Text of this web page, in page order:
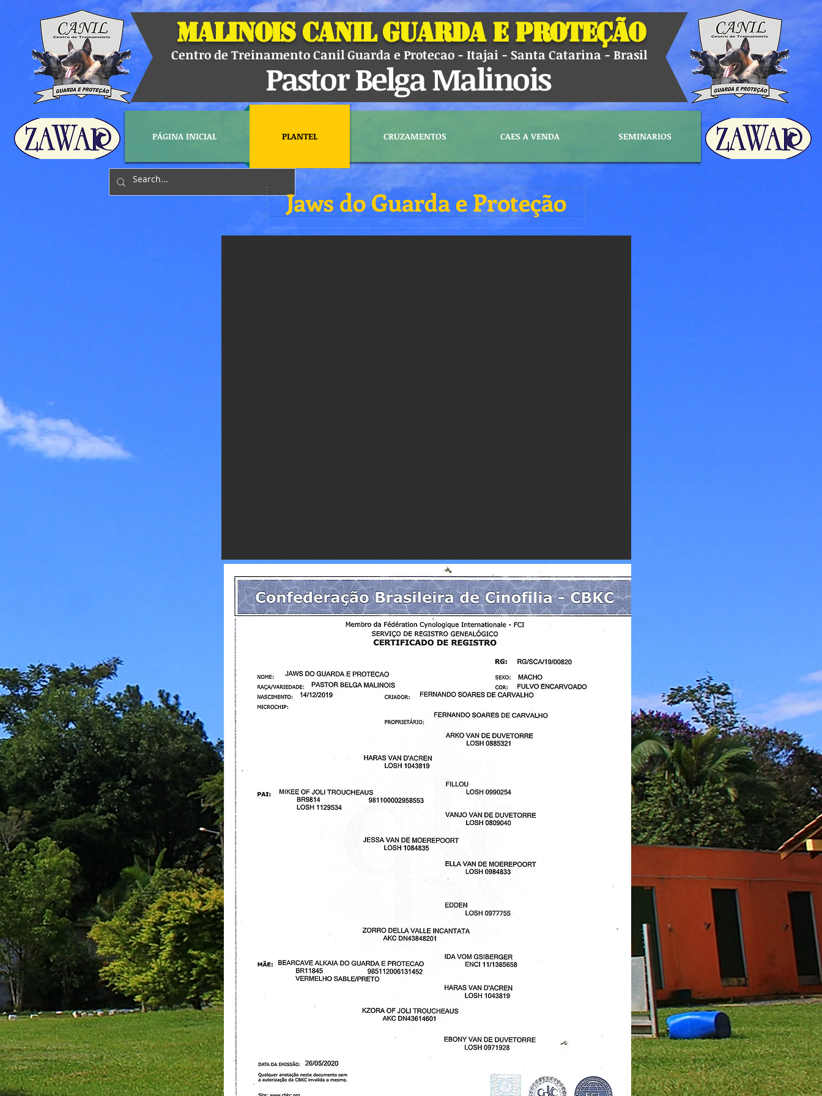
Pastor Belga Malinois
Malinois Canil Guarda e Proteção
Centro de Treinamento Canil Guarda e Protecao - Itajai - Santa Catarina - Brasil
PÁGINA INICIAL PLANTEL CRUZAMENTOS CAES A VENDA SEMINARIOS
Jaws do Guarda e Proteção